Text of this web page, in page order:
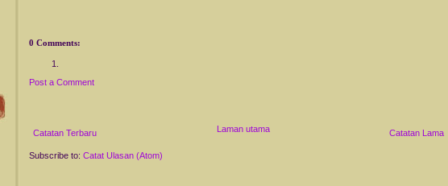
0 Comments:
Post a Comment
Catatan Terbaru Catatan Lama
Laman utama
Subscribe to: Catat Ulasan (Atom)